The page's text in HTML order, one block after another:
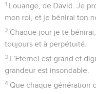
1 Louange, de David. Je
mon roi, et je bénirai ton
2 Chaque jour je te
toujours et à perpétuité.
3 L’Eternel est grand et
grandeur est insondable.
4 Que chaque génération